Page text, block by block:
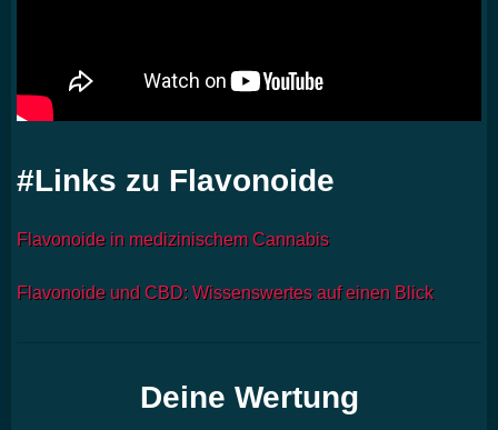
#Links zu Flavonoide
Flavonoide in medizinischem Cannabis
Flavonoide und CBD: Wissenswertes auf einen Blick
Deine Wertung